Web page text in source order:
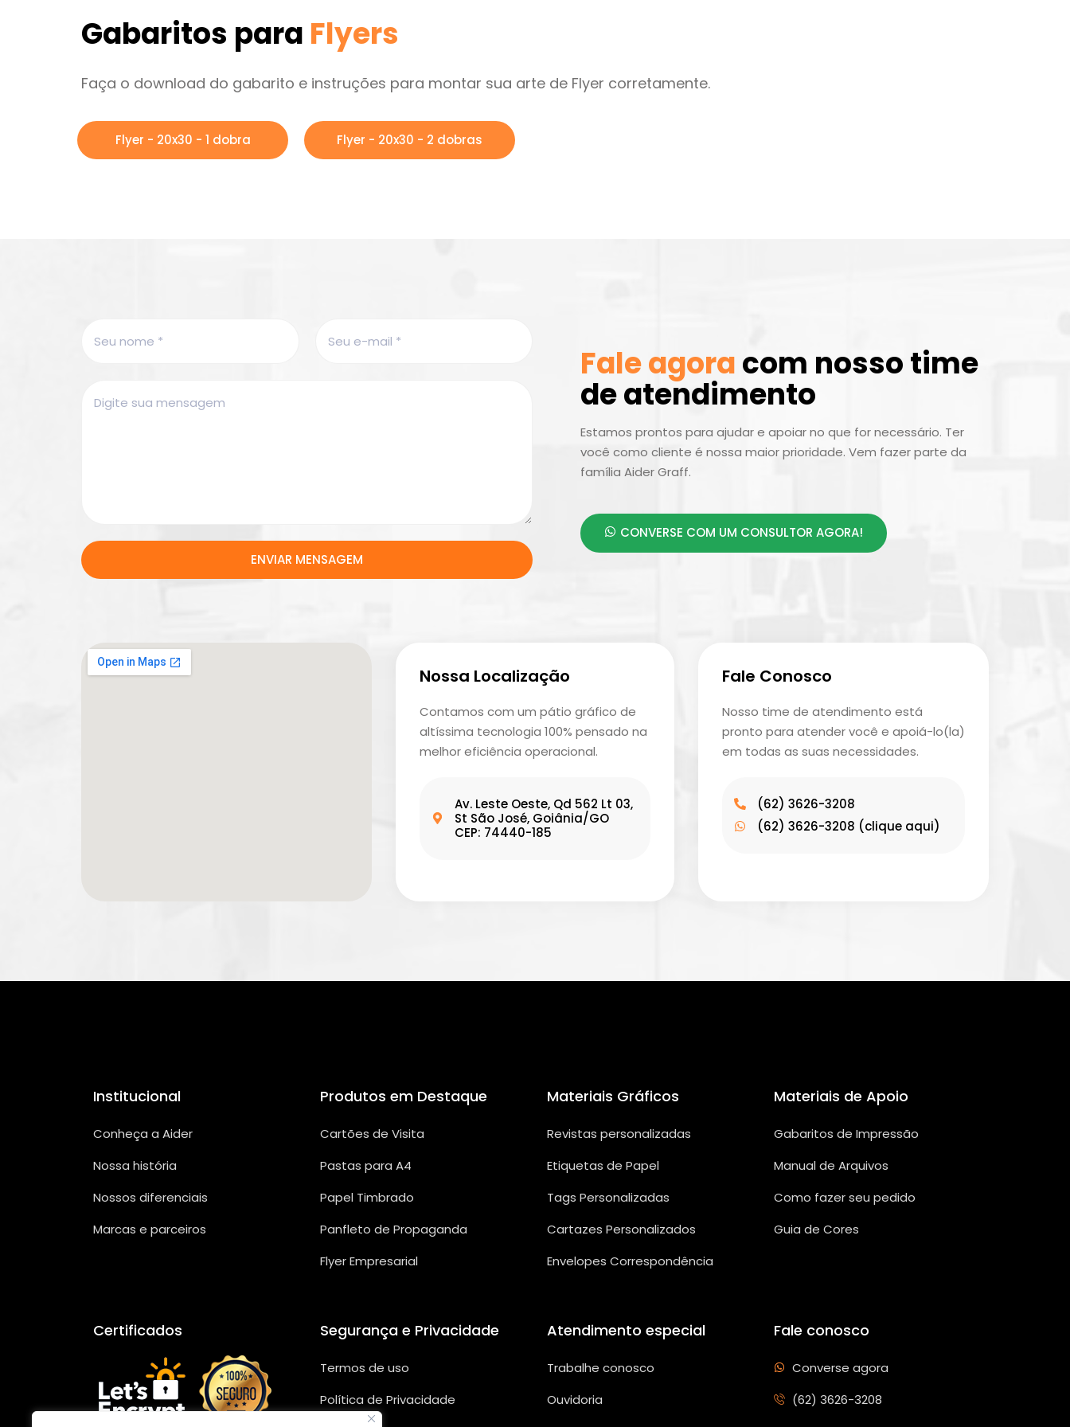
Gabaritos para Flyers
Faça o download do gabarito e instruções para montar sua arte de Flyer corretamente.
Flyer - 20x30 - 1 dobra Flyer - 20x30 - 2 dobras
ENVIAR MENSAGEM
Fale agoracom nosso time
de atendimento
Estamos prontos para ajudar e apoiar no que for necessário. Ter
você como cliente é nossa maior prioridade. Vem fazer parte da
família Aider Graff.
CONVERSE COM UM CONSULTOR AGORA!
Nossa Localização
Contamos com um pátio gráfico de
altíssima tecnologia 100% pensado na
melhor eficiência operacional.
Av. Leste Oeste, Qd 562 Lt 03,
St São José, Goiânia/GO
CEP: 74440-185
Fale Conosco
Nosso time de atendimento está
pronto para atender você e apoiá-lo(la)
em todas as suas necessidades.
(62) 3626-3208
(62) 3626-3208 (clique aqui)
Institucional
Conheça a Aider
Nossa história
Nossos diferenciais
Marcas e parceiros
Produtos em Destaque
Cartões de Visita
Pastas para A4
Papel Timbrado
Panfleto de Propaganda
Flyer Empresarial
Materiais Gráficos
Revistas personalizadas
Etiquetas de Papel
Tags Personalizadas
Cartazes Personalizados
Envelopes Correspondência
Materiais de Apoio
Gabaritos de Impressão
Manual de Arquivos
Como fazer seu pedido
Guia de Cores
Certificados Segurança e Privacidade
Termos de uso
Política de Privacidade
Atendimento especial
Trabalhe conosco
Ouvidoria
Fale conosco
Converse agora
(62) 3626-3208